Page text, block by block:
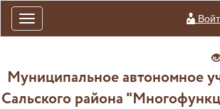
Toggle
navigation
Муниципальное автономное
Сальского района